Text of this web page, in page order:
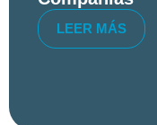
LEER MÁS